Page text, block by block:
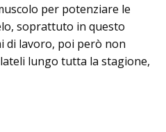
per potenziare le
soprattuto in questo
di lavoro, poi però non
lungo tutta la stagione,